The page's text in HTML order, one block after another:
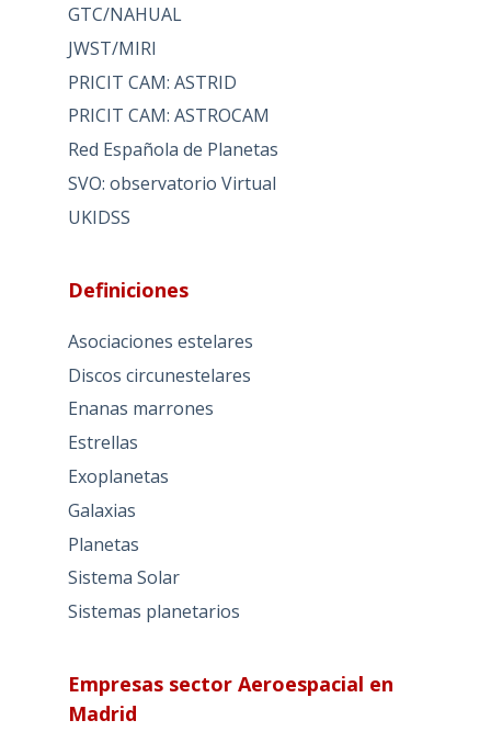
GTC/NAHUAL
JWST/MIRI
PRICIT CAM: ASTRID
PRICIT CAM: ASTROCAM
Red Española de Planetas
SVO: observatorio Virtual
UKIDSS
Definiciones
Asociaciones estelares
Discos circunestelares
Enanas marrones
Estrellas
Exoplanetas
Galaxias
Planetas
Sistema Solar
Sistemas planetarios
Empresas sector Aeroespacial en
Madrid